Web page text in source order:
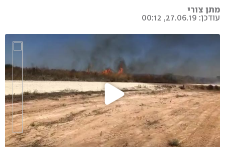
מתן צורי
עודכן: 27.06.19, 00:12